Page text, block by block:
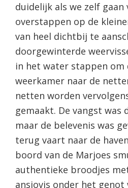
duidelijk als we zelf gaan
overstappen op de
van heel dichtbij te
doorgewinterde
in het water stappen om
weerkamer naar de
netten worden
gemaakt. De vangst was
maar de belevenis was
terug vaart naar de
boord van de Marjoes
authentieke broodjes
ansjovis onder het genot